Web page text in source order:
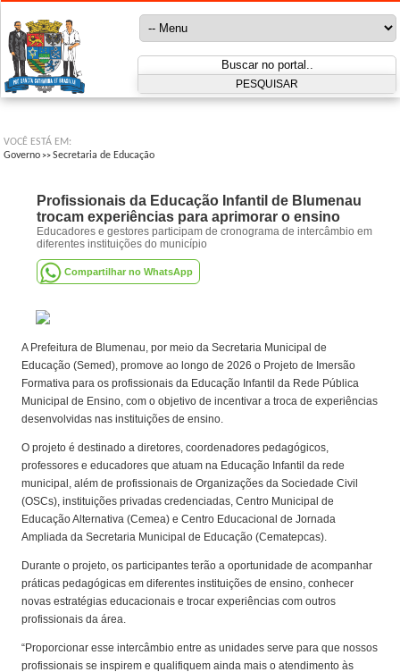
VOCÊ ESTÁ EM:
Governo >>Secretaria de Educação
Profissionais da Educação Infantil de Blumenau
trocam experiências para aprimorar o ensino
Educadores e gestores participam de cronograma de intercâmbio em
diferentes instituições do município
Compartilhar no WhatsApp
A Prefeitura de Blumenau, por meio da Secretaria Municipal de
Educação (Semed), promove ao longo de 2026 o Projeto de Imersão
Formativa para os profissionais da Educação Infantil da Rede Pública
Municipal de Ensino, com o objetivo de incentivar a troca de experiências
desenvolvidas nas instituições de ensino.
O projeto é destinado a diretores, coordenadores pedagógicos,
professores e educadores que atuam na Educação Infantil da rede
municipal, além de profissionais de Organizações da Sociedade Civil
(OSCs), instituições privadas credenciadas, Centro Municipal de
Educação Alternativa (Cemea) e Centro Educacional de Jornada
Ampliada da Secretaria Municipal de Educação (Cematepcas).
Durante o projeto, os participantes terão a oportunidade de acompanhar
práticas pedagógicas em diferentes instituições de ensino, conhecer
novas estratégias educacionais e trocar experiências com outros
profissionais da área.
“Proporcionar esse intercâmbio entre as unidades serve para que nossos
profissionais se inspirem e qualifiquem ainda mais o atendimento às